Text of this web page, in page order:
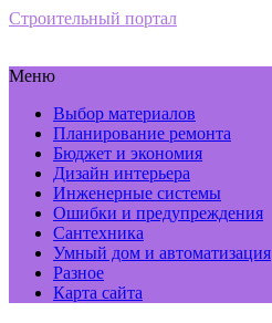
Строительный портал
Меню
Выбор материалов
Планирование ремонта
Бюджет и экономия
Дизайн интерьера
Инженерные системы
Ошибки и предупреждения
Сантехника
Умный дом и автоматизация
Разное
Карта сайта